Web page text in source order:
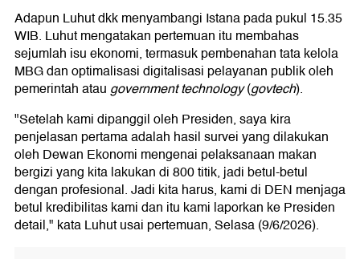
Adapun Luhut dkk menyambangi Istana pada pukul 15.35
WIB. Luhut mengatakan pertemuan itu membahas
sejumlah isu ekonomi, termasuk pembenahan tata kelola
MBG dan optimalisasi digitalisasi pelayanan publik oleh
pemerintah ataugovernment technology(govtech).
"Setelah kami dipanggil oleh Presiden, saya kira
penjelasan pertama adalah hasil survei yang dilakukan
oleh Dewan Ekonomi mengenai pelaksanaan makan
bergizi yang kita lakukan di 800 titik, jadi betul-betul
dengan profesional. Jadi kita harus, kami di DEN menjaga
betul kredibilitas kami dan itu kami laporkan ke Presiden
detail," kata Luhut usai pertemuan, Selasa (9/6/2026).